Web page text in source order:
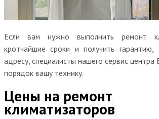
Если вам нужно выполнить ремонт
кротчайшие сроки и получить
адресу, специалисты нашего сервис центра
порядок вашу технику.
Цены на ремонт
климатизаторов